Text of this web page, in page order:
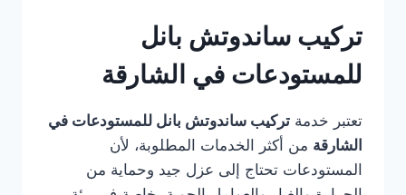
تركيب ساندوتش بانل
للمستودعات في الشارقة
تعتبر خدمة تركيب ساندوتش بانل للمستودعات في
الشارقة من أكثر الخدمات المطلوبة، لأن
المستودعات تحتاج إلى عزل جيد وحماية من